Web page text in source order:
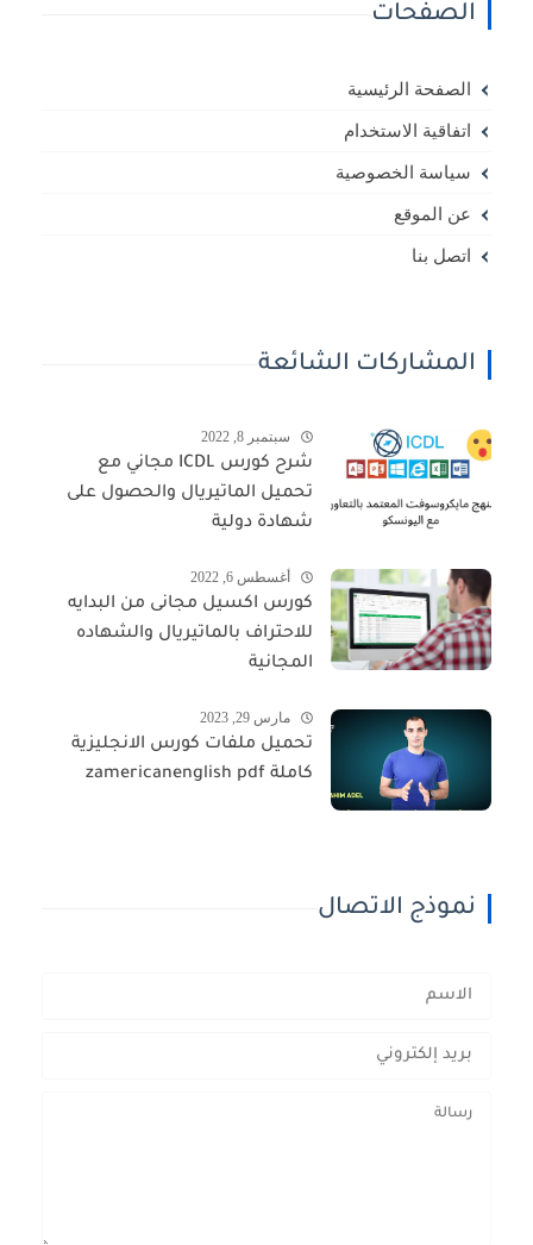
الصفحات
الصفحة الرئيسية
اتفاقية الاستخدام
سياسة الخصوصية
عن الموقع
اتصل بنا
المشاركات الشائعة
سبتمبر 8, 2022
شرح كورس ICDL مجاني مع
تحميل الماتيريال والحصول على
شهادة دولية
أغسطس 6, 2022
كورس اكسيل مجانى من البدايه
للاحتراف بالماتيريال والشهاده
المجانية
مارس 29, 2023
تحميل ملفات كورس الانجليزية
كاملة zamericanenglish pdf
نموذج الاتصال